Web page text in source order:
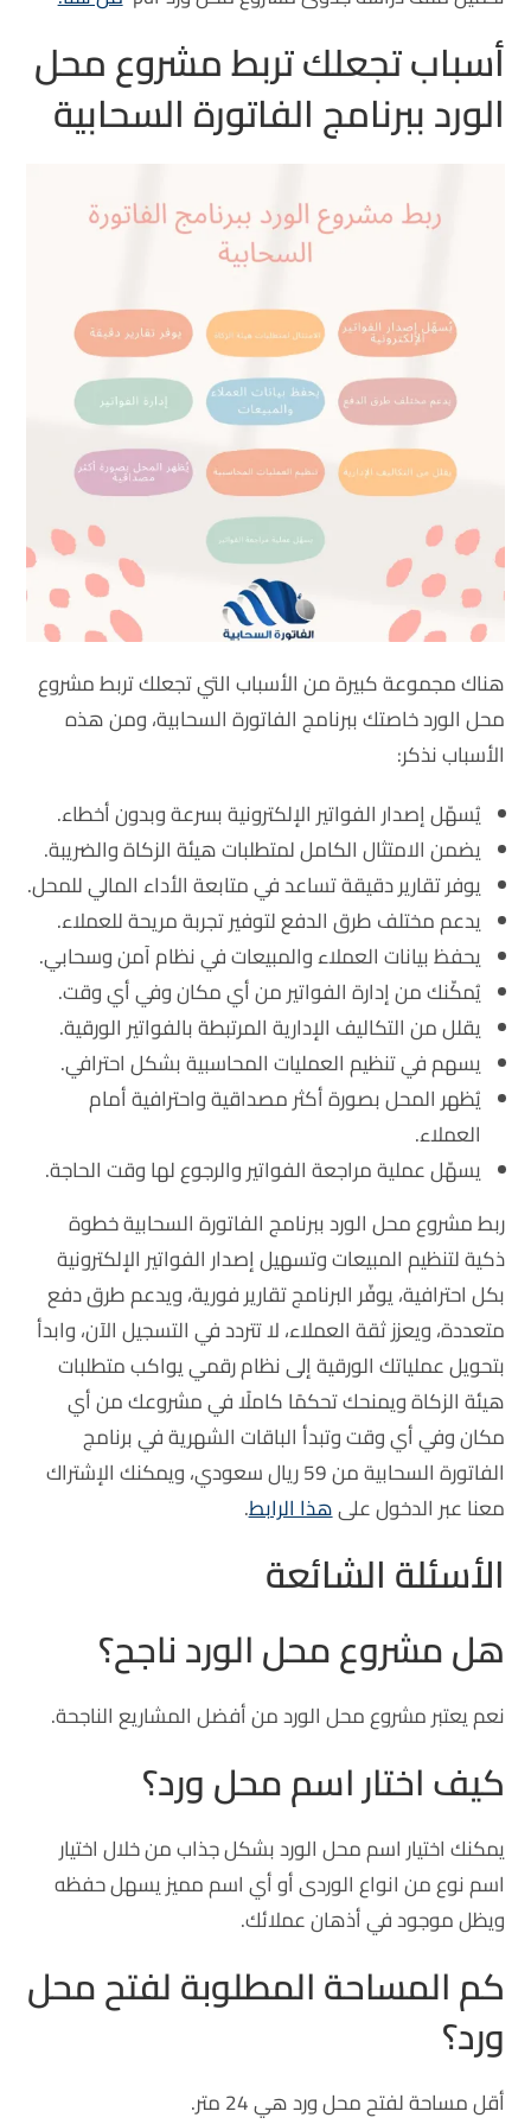
أسباب تجعلك تربط مشروع محل
الورد ببرنامج الفاتورة السحابية
هناك مجموعة كبيرة من الأسباب التي تجعلك تربط مشروع
محل الورد خاصتك ببرنامج الفاتورة السحابية، ومن هذه
الأسباب نذكر:
يُسهّل إصدار الفواتير الإلكترونية بسرعة وبدون أخطاء.
يضمن الامتثال الكامل لمتطلبات هيئة الزكاة والضريبة.
يوفر تقارير دقيقة تساعد في متابعة الأداء المالي للمحل.
يدعم مختلف طرق الدفع لتوفير تجربة مريحة للعملاء.
يحفظ بيانات العملاء والمبيعات في نظام آمن وسحابي.
يُمكّنك من إدارة الفواتير من أي مكان وفي أي وقت.
يقلل من التكاليف الإدارية المرتبطة بالفواتير الورقية.
يسهم في تنظيم العمليات المحاسبية بشكل احترافي.
يُظهر المحل بصورة أكثر مصداقية واحترافية أمام
العملاء.
يسهّل عملية مراجعة الفواتير والرجوع لها وقت الحاجة.
ربط مشروع محل الورد ببرنامج الفاتورة السحابية خطوة
ذكية لتنظيم المبيعات وتسهيل إصدار الفواتير الإلكترونية
بكل احترافية، يوفّر البرنامج تقارير فورية، ويدعم طرق دفع
متعددة، ويعزز ثقة العملاء، لا تتردد في التسجيل الآن، وابدأ
بتحويل عملياتك الورقية إلى نظام رقمي يواكب متطلبات
هيئة الزكاة ويمنحك تحكمًا كاملًا في مشروعك من أي
مكان وفي أي وقت وتبدأ الباقات الشهرية في برنامج
الفاتورة السحابية من 59 ريال سعودي، ويمكنك الإشتراك
معنا عبر الدخول علىهذا الرابط.
الأسئلة الشائعة
هل مشروع محل الورد ناجح؟
نعم يعتبر مشروع محل الورد من أفضل المشاريع الناجحة.
كيف اختار اسم محل ورد؟
يمكنك اختيار اسم محل الورد بشكل جذاب من خلال اختيار
اسم نوع من انواع الوردى أو أي اسم مميز يسهل حفظه
ويظل موجود في أذهان عملائك.
كم المساحة المطلوبة لفتح محل
ورد؟
أقل مساحة لفتح محل ورد هي 24 متر.